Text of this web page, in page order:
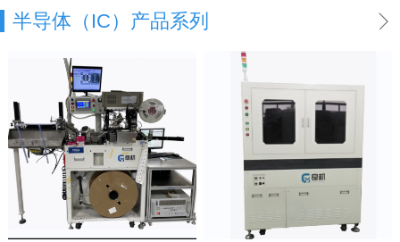
半导体（IC）产品系列